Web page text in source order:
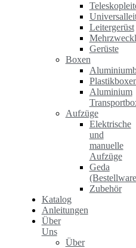
Leitergerüst
Gerüste
Boxen
Aluminium
Aufzüge
Elektrische
und
manuelle
Aufzüge
Geda
Zubehör
Katalog
Anleitungen
Über
Uns
Über